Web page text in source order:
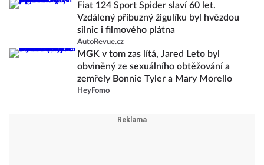
Fiat 124 Sport Spider slaví 60 let.
Vzdálený příbuzný žigulíku byl hvězdou
silnic i filmového plátna
AutoRevue.cz
MGK v tom zas lítá, Jared Leto byl
obviněný ze sexuálního obtěžování a
zemřely Bonnie Tyler a Mary Morello
HeyFomo